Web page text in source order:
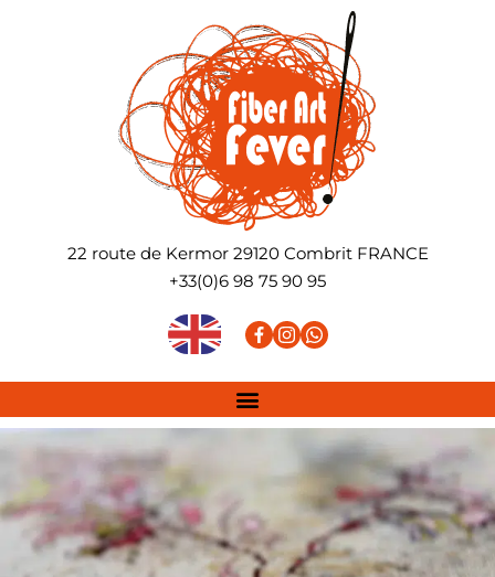
22 route de Kermor 29120 Combrit FRANCE
+33(0)6 98 75 90 95